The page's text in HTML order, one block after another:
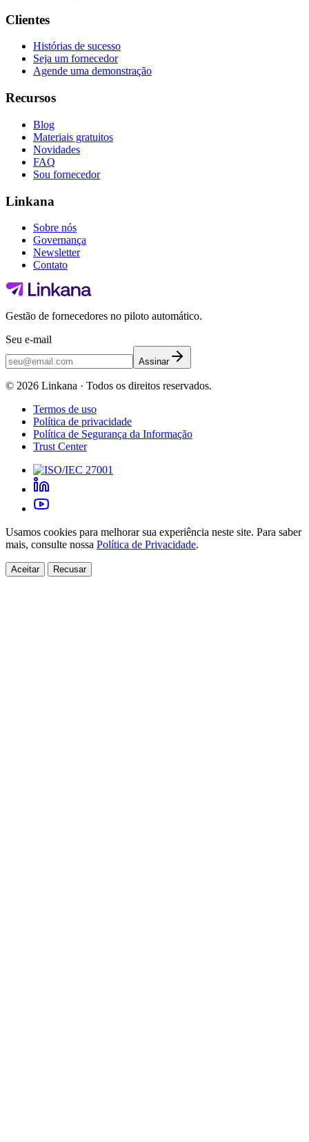
Clientes
Histórias de sucesso
Seja um fornecedor
Agende uma demonstração
Recursos
Blog
Materiais gratuitos
Novidades
FAQ
Sou fornecedor
Linkana
Sobre nós
Governança
Newsletter
Contato
Gestão de fornecedores no piloto automático.
Seu e-mail
Assinar
© 2026 Linkana · Todos os direitos reservados.
Termos de uso
Política de privacidade
Política de Segurança da Informação
Trust Center
Usamos cookies para melhorar sua experiência neste site. Para saber
mais, consulte nossa Política de Privacidade.
Aceitar Recusar